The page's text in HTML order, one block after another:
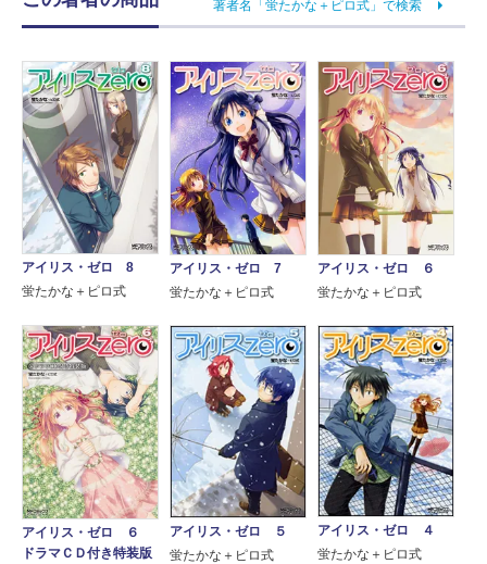
著者名「蛍たかな＋ピロ式」で検索
アイリス・ゼロ 8
蛍たかな＋ピロ式
アイリス・ゼロ 7
蛍たかな＋ピロ式
アイリス・ゼロ ６
蛍たかな＋ピロ式
アイリス・ゼロ ６
ドラマＣＤ付き特装版
アイリス・ゼロ ５
蛍たかな＋ピロ式
アイリス・ゼロ ４
蛍たかな＋ピロ式